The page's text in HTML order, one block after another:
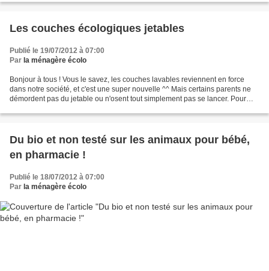
Les couches écologiques jetables
Publié le 19/07/2012 à 07:00
Par la ménagère écolo
Bonjour à tous ! Vous le savez, les couches lavables reviennent en force
dans notre société, et c'est une super nouvelle ^^ Mais certains parents ne
démordent pas du jetable ou n'osent tout simplement pas se lancer. Pour
Du bio et non testé sur les animaux pour bébé,
en pharmacie !
Publié le 18/07/2012 à 07:00
Par la ménagère écolo